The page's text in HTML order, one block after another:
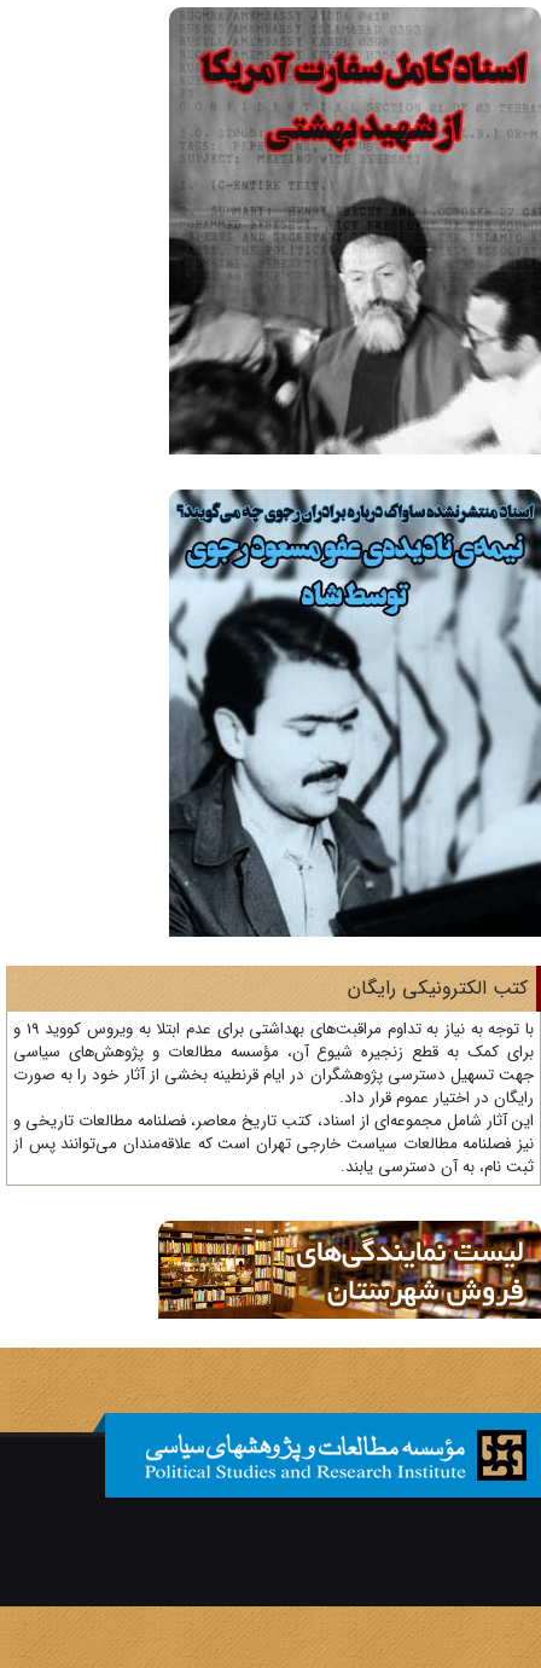
الکترونیکی رایگان
با توجه به نیاز به تداوم مراقبت‌های بهداشتی برای عدم ابتلا به ویروس کووید 19 و
کمک به قطع زنجیره شیوع آن، مؤسسه مطالعات و پژوهش‌های سیاسی
تسهیل دسترسی پژوهشگران در ایام قرنطینه بخشی از آثار خود را به صورت
در اختیار عموم قرار داد.
آثار شامل مجموعه‌ای از اسناد، کتب تاریخ معاصر، فصلنامه‌ مطالعات تاریخی و
فصلنامه مطالعات سیاست خارجی تهران است که علاقه‌مندان می‌توانند پس از
نام، به آن دسترسی یابند.